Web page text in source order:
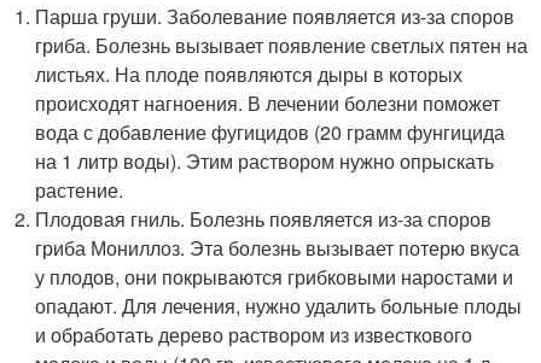
Парша груши. Заболевание появляется из-за споров
гриба. Болезнь вызывает появление светлых пятен на
листьях. На плоде появляются дыры в которых
происходят нагноения. В лечении болезни поможет
вода с добавление фугицидов (20 грамм фунгицида
на 1 литр воды). Этим раствором нужно опрыскать
растение.
Плодовая гниль. Болезнь появляется из-за споров
гриба Мониллоз. Эта болезнь вызывает потерю вкуса
у плодов, они покрываются грибковыми наростами и
опадают. Для лечения, нужно удалить больные плоды
и обработать дерево раствором из известкового